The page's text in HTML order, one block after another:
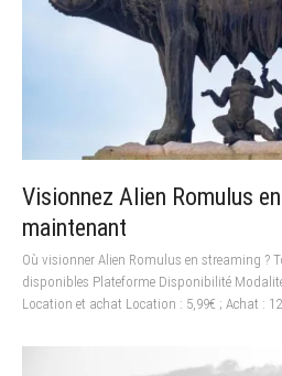
Visionnez Alien Romulus
maintenant
Où visionner Alien Romulus en streaming ?
disponibles Plateforme Disponibilité
Location et achat Location : 5,99€ ; Achat :